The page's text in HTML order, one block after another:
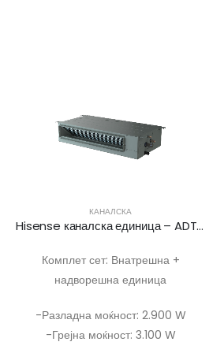
КАНАЛСКА
Hisense каналска единица – ADT26
Комплет сет: Внатрешна +
надворешна единица
-Разладна моќност: 2.900 W
-Грејна моќност: 3.100 W